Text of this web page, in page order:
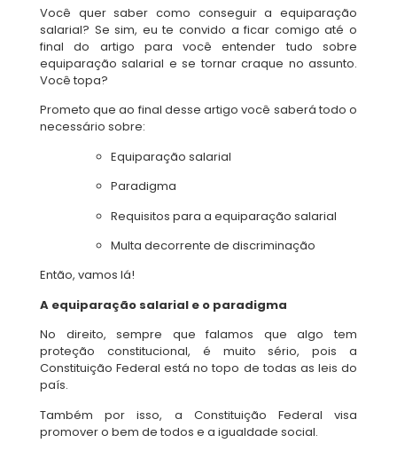
Você quer saber como conseguir a equiparação
salarial? Se sim, eu te convido a ficar comigo até o
final do artigo para você entender tudo sobre
equiparação salarial e se tornar craque no assunto.
Você topa?
Prometo que ao final desse artigo você saberá todo o
necessário sobre:
Equiparação salarial
Paradigma
Requisitos para a equiparação salarial
Multa decorrente de discriminação
Então, vamos lá!
A equiparação salarial e o paradigma
No direito, sempre que falamos que algo tem
proteção constitucional, é muito sério, pois a
Constituição Federal está no topo de todas as leis do
país.
Também por isso, a Constituição Federal visa
promover o bem de todos e a igualdade social.